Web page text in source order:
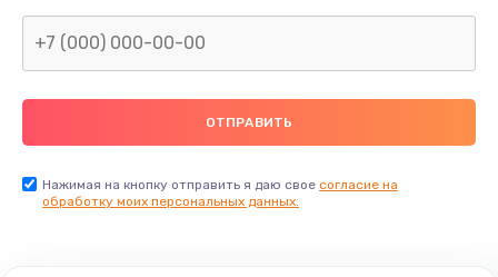
2500 руб.
Заказать
Нажимая на кнопку отправить я даю свое согласие на
обработку моих персональных данных.